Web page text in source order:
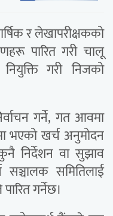
र लेखापरीक्षकको
पारित गरी चालू
गरी निजको
गर्ने, गत आवमा
भएको खर्च अनुमोदन
निर्देशन वा सुझाव
सञ्चालक समितिलाई
गर्नेछ।